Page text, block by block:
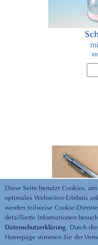
Diese Seite benutzt Cookies,
optimales Webseiten-Erlebnis
werden teilweise Cookie-
detaillierte Informationen
Datenschutzerklärung. Durch
Homepage stimmen Sie der